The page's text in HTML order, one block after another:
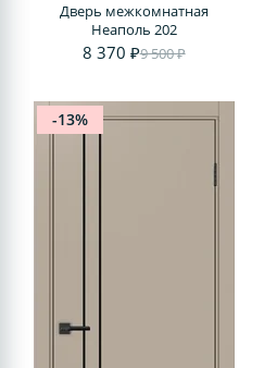
Дверь межкомнатная
Неаполь 202
8 370 ₽9 500 ₽
-13%